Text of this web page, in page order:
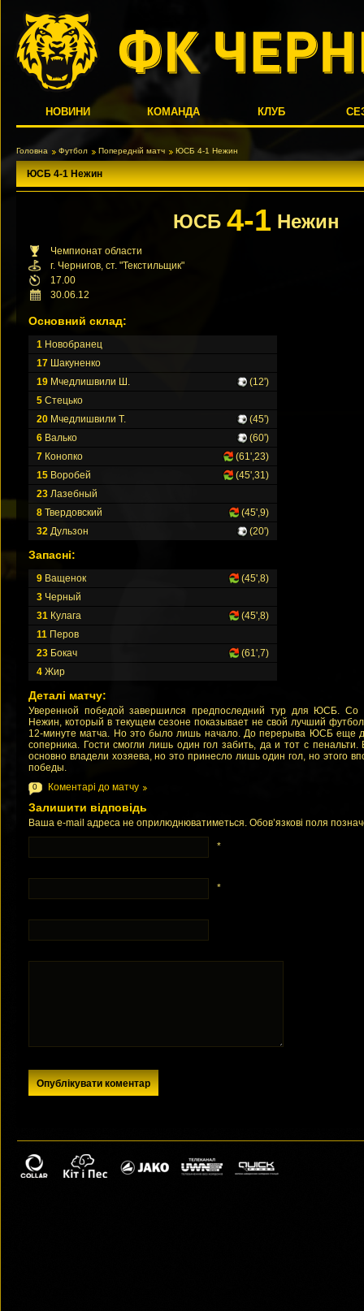
НОВИНИ КОМАНДА КЛУБ
Головна Футбол Попередній матч ЮСБ 4-1 Нежин
ЮСБ 4-1 Нежин
ЮСБ4-1 Нежин
Чемпионат области
г. Чернигов, ст. "Текстильщик"
17.00
30.06.12
Основний склад:
1 Новобранец
17 Шакуненко
19 Мчедлишвили Ш.
(12')
5 Стецько
20 Мчедлишвили Т.
(45')
6 Валько
(60')
7 Конопко
(61',23)
15 Воробей
(45',31)
23 Лазебный
8 Твердовский
(45',9)
32 Дульзон (20')
Запасні:
9 Ващенок
(45',8)
3 Черный
31 Кулага
(45',8)
11 Перов
23 Бокач
(61',7)
4 Жир
Деталі матчу:
Уверенной победой завершился предпоследний тур для ЮСБ. Со
Нежин, который в текущем сезоне показывает не свой лучший
12-минуте матча. Но это было лишь начало. До перерыва ЮСБ еще
соперника. Гости смогли лишь один гол забить, да и тот с
основно владели хозяева, но это принесло лишь один гол, но этого
победы.
0 Коментарі до матчу
Залишити відповідь
Ваша e-mail адреса не оприлюднюватиметься. Обов’язкові поля
*
*